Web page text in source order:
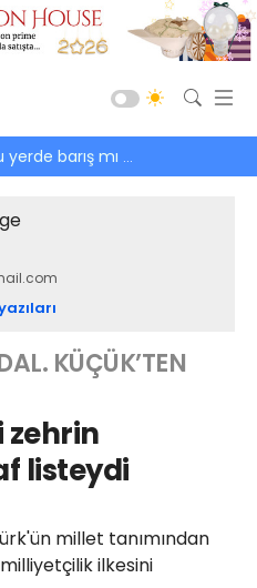
başladı
KÜÇÜK’TEN
listeydi
millet tanımından
ilkesini